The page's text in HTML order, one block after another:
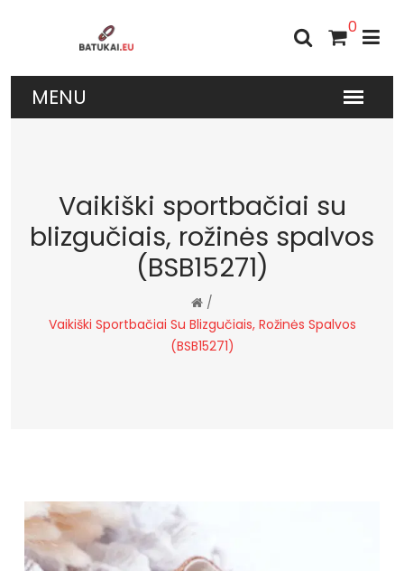
0
Vaikiški sportbačiai su
blizgučiais, rožinės spalvos
(BSB15271)
/
Vaikiški Sportbačiai Su Blizgučiais, Rožinės Spalvos
(BSB15271)